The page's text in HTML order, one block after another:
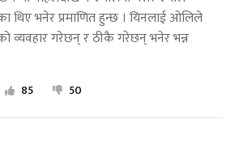
थिए भनेर प्रमाणित हुन्छ । यिनलाई ओलिले
व्यवहार गरेछन् र ठीकै गरेछन् भनेर भन्न
85 50